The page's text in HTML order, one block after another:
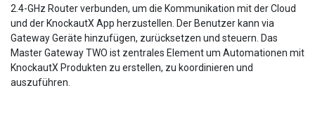
2.4-GHz Router verbunden, um die Kommunikation mit der Cloud
und der KnockautX App herzustellen. Der Benutzer kann via
Gateway Geräte hinzufügen, zurücksetzen und steuern. Das
Master Gateway TWO ist zentrales Element um Automationen mit
KnockautX Produkten zu erstellen, zu koordinieren und
auszuführen.